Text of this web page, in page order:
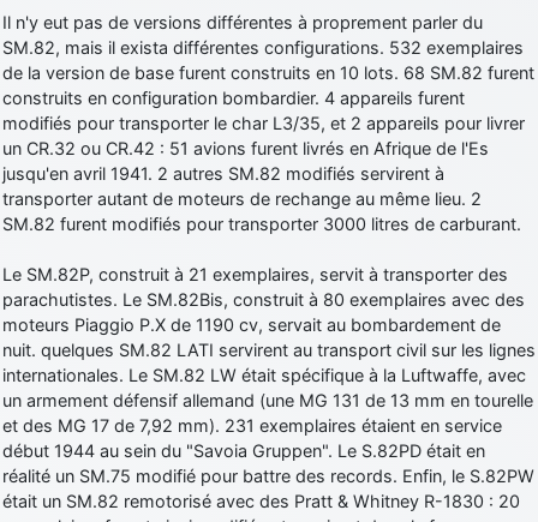
Il n'y eut pas de versions différentes à proprement parler du
SM.82, mais il exista différentes configurations. 532 exemplaires
de la version de base furent construits en 10 lots. 68 SM.82 furent
construits en configuration bombardier. 4 appareils furent
modifiés pour transporter le char L3/35, et 2 appareils pour livrer
un CR.32 ou CR.42 : 51 avions furent livrés en Afrique de l'Es
jusqu'en avril 1941. 2 autres SM.82 modifiés servirent à
transporter autant de moteurs de rechange au même lieu. 2
SM.82 furent modifiés pour transporter 3000 litres de carburant.
Le SM.82P, construit à 21 exemplaires, servit à transporter des
parachutistes. Le SM.82Bis, construit à 80 exemplaires avec des
moteurs Piaggio P.X de 1190 cv, servait au bombardement de
nuit. quelques SM.82 LATI servirent au transport civil sur les lignes
internationales. Le SM.82 LW était spécifique à la Luftwaffe, avec
un armement défensif allemand (une MG 131 de 13 mm en tourelle
et des MG 17 de 7,92 mm). 231 exemplaires étaient en service
début 1944 au sein du "Savoia Gruppen". Le S.82PD était en
réalité un SM.75 modifié pour battre des records. Enfin, le S.82PW
était un SM.82 remotorisé avec des Pratt & Whitney R-1830 : 20